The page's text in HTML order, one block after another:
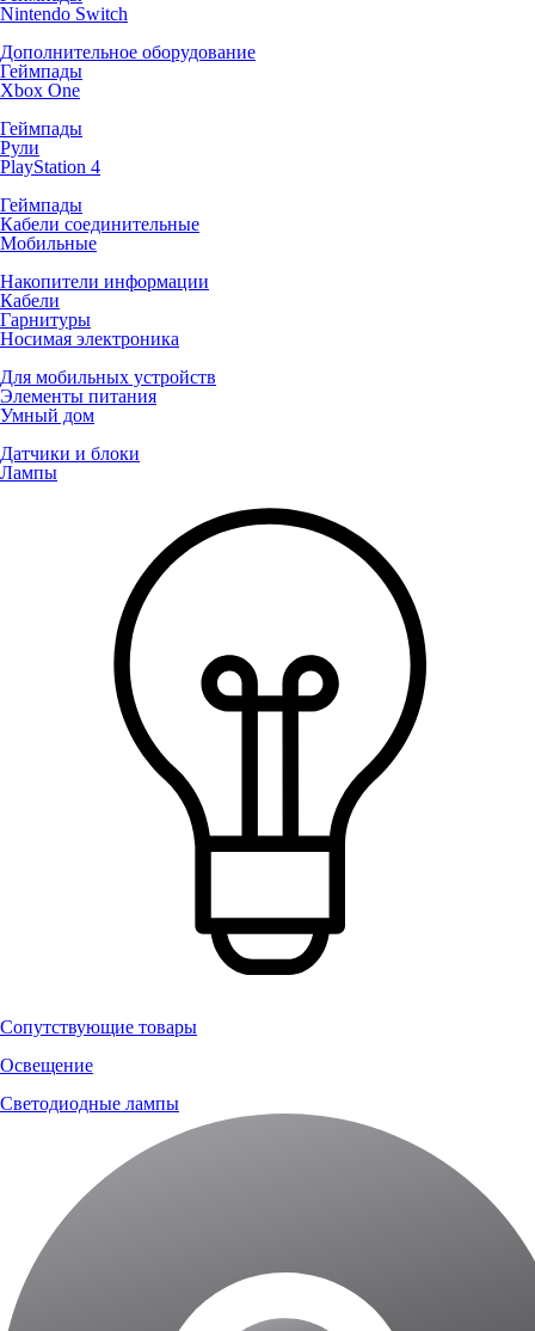
Nintendo Switch
Дополнительное оборудование
Геймпады
Xbox One
Геймпады
Рули
PlayStation 4
Геймпады
Кабели соединительные
Мобильные
Накопители информации
Кабели
Гарнитуры
Носимая электроника
Для мобильных устройств
Элементы питания
Умный дом
Датчики и блоки
Лампы
Сопутствующие товары
Освещение
Светодиодные лампы